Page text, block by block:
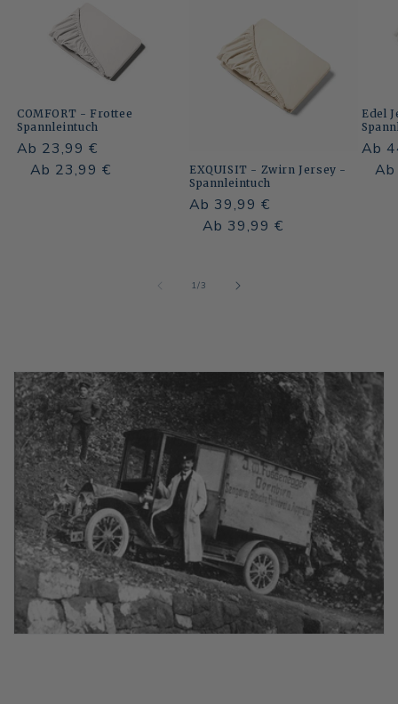
COMFORT - Frottee
Spannleintuch
Normaler
Preis
Ab 23,99 €
Normaler
Verkaufspreis
Ab 23,99 €
EXQUISIT - Zwirn Jersey -
Spannleintuch
Normaler
Preis
Ab 39,99 €
Normaler
Verkaufspreis
Ab 39,99 €
Edel
Preis
Ab
1/von
3